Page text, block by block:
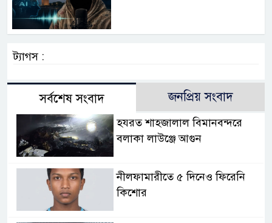
ট্যাগস :
সর্বশেষ সংবাদ জনপ্রিয় সংবাদ
হযরত শাহজালাল বিমানবন্দরে
বলাকা লাউঞ্জে আগুন
নীলফামারীতে ৫ দিনেও ফিরেনি
কিশোর